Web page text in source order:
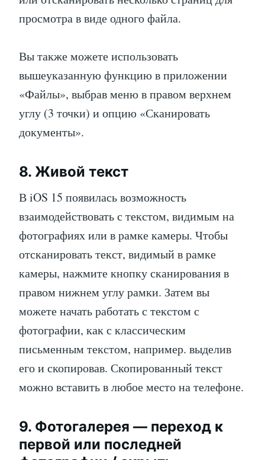
просмотра в виде одного файла.
Вы также можете использовать
вышеуказанную функцию в приложении
«Файлы», выбрав меню в правом верхнем
углу (3 точки) и опцию «Сканировать
документы».
8. Живой текст
В iOS 15 появилась возможность
взаимодействовать с текстом, видимым на
фотографиях или в рамке камеры. Чтобы
отсканировать текст, видимый в рамке
камеры, нажмите кнопку сканирования в
правом нижнем углу рамки. Затем вы
можете начать работать с текстом с
фотографии, как с классическим
письменным текстом, например. выделив
его и скопировав. Скопированный текст
можно вставить в любое место на телефоне.
9. Фотогалерея — переход к
первой или последней